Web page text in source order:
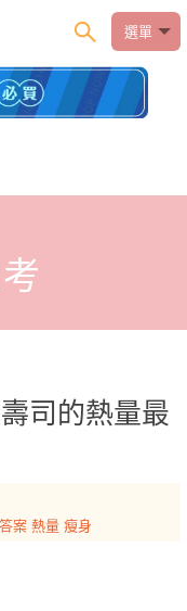
選單
司的熱量最
答案 熱量 瘦身